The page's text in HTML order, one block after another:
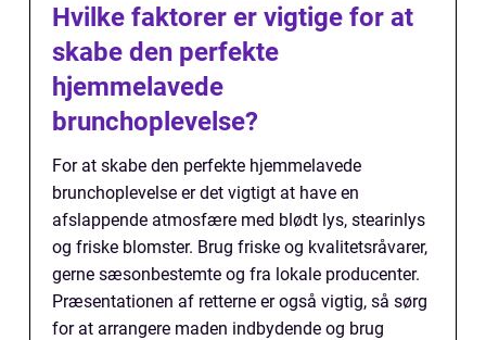
Hvilke faktorer er vigtige for at
skabe den perfekte
hjemmelavede
brunchoplevelse?
For at skabe den perfekte hjemmelavede
brunchoplevelse er det vigtigt at have en
afslappende atmosfære med blødt lys, stearinlys
og friske blomster. Brug friske og kvalitetsråvarer,
gerne sæsonbestemte og fra lokale producenter.
Præsentationen af retterne er også vigtig, så sørg
for at arrangere maden indbydende og brug